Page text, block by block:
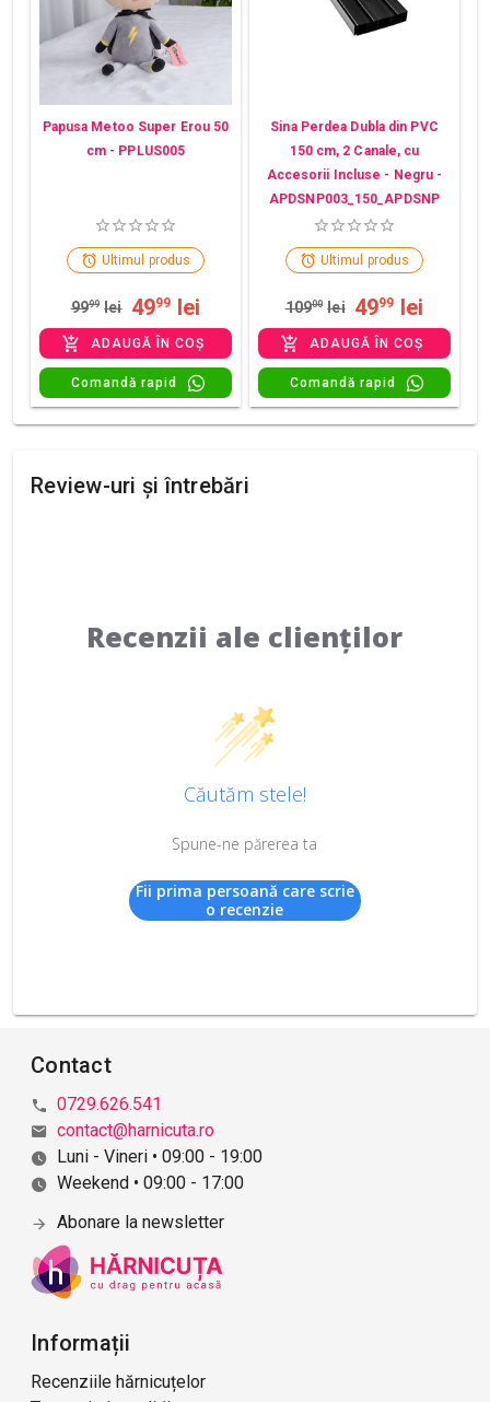
Papusa Metoo Super Erou 50
cm - PPLUS005
Ultimul produs
9999 lei 4999 lei
ADAUGĂ ÎN COȘ
Comandă rapid
Sina Perdea Dubla din PVC
150 cm, 2 Canale, cu
Accesorii Incluse - Negru -
APDSNP003_150_APDSNP
Ultimul produs
10900 lei 4999 lei
ADAUGĂ ÎN COȘ
Comandă rapid
Review-uri și întrebări
Recenzii ale clienților
Căutăm stele!
Spune-ne părerea ta
Fii prima persoană care scrie
o recenzie
Contact
0729.626.541
contact@harnicuta.ro
Luni - Vineri • 09:00 - 19:00
Weekend • 09:00 - 17:00
Abonare la newsletter
Informații
Recenziile hărnicuțelor